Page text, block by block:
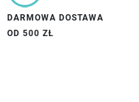
DARMOWA DOSTAWA
OD 500 ZŁ